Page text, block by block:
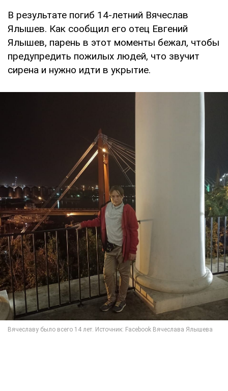
В результате погиб 14-летний Вячеслав
Ялышев. Как сообщил его отец Евгений
Ялышев, парень в этот моменты бежал, чтобы
предупредить пожилых людей, что звучит
сирена и нужно идти в укрытие.